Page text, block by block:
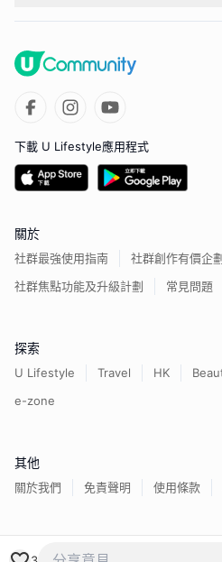
下載 U Lifestyle應用程式
關於
社群最強使用指南
社群創作有價企
社群焦點功能及升級計劃
常見問題
探索
U Lifestyle Travel HK
e-zone
其他
關於我們 免責聲明 使用條款
香港經濟日報版權所有©